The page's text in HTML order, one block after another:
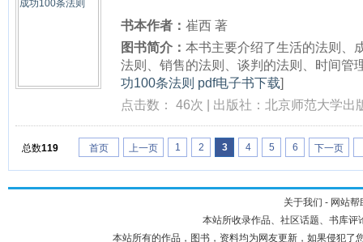
书本作者： 崔西 著
图书简介： 本书主要介绍了生活的法则、
法则、销售的法则、谈判的法则、时间管
功100条法则 pdf电子书下载]
点击数： 46次 | 出版社：北京师范大学出
总数119 首页 上一页 1 2 3 4 5 6 下一页
关于我们 - 网站帮
本站所收录作品、社区话题、书库
本站所有的作品，图书，资料均为网友更新，如果侵犯